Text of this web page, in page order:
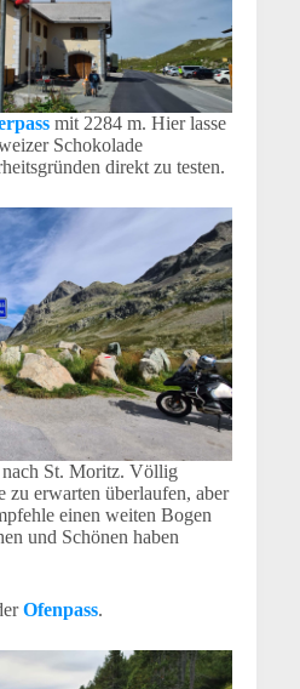
mit 2284 m. Hier lasse
Schokolade
direkt zu testen.
nach St. Moritz. Völlig
erwarten überlaufen, aber
einen weiten Bogen
und Schönen haben
Ofenpass.